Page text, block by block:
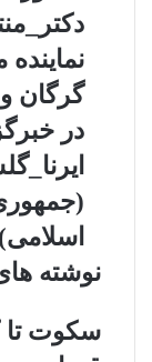
گرگان
در
اسلامی)
نوشته
سکوت تا